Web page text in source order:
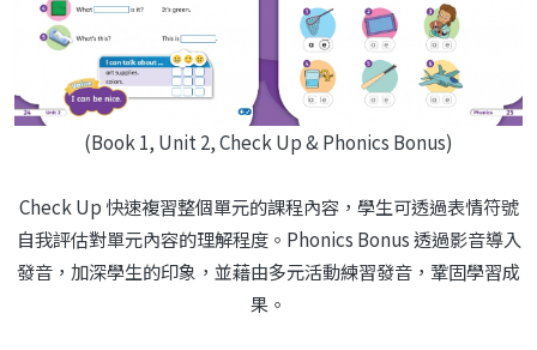
(Book 1, Unit 2, Check Up & Phonics Bonus)
Check Up 快速複習整個單元的課程內容，學生可透過表情符號
自我評估對單元內容的理解程度。Phonics Bonus 透過影音導入
發音，加深學生的印象，並藉由多元活動練習發音，鞏固學習成
果。